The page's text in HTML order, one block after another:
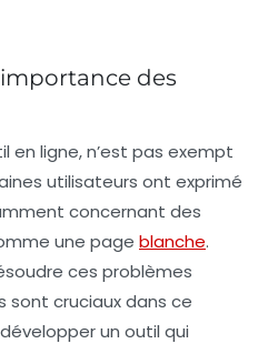
des
en ligne, n’est pas exempt
utilisateurs ont exprimé
concernant des
une page blanche.
ces problèmes
cruciaux dans ce
un outil qui